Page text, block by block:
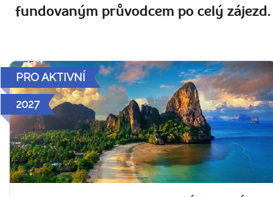
fundovaným průvodcem po celý zájezd.
PRO AKTIVNÍ
2027